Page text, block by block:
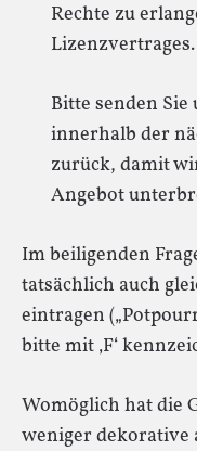
Rechte zu
Lizenzvertrages.
Bitte senden Sie
innerhalb der
zurück, damit
Angebot
Im beiligenden
tatsächlich auch
eintragen
bitte mit ‚F‘
Womöglich hat die
weniger dekorative